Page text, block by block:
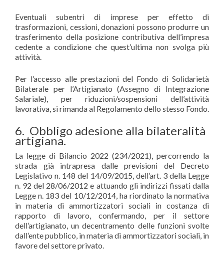
Eventuali subentri di imprese per effetto di
trasformazioni, cessioni, donazioni possono produrre un
trasferimento della posizione contributiva dell’impresa
cedente a condizione che quest’ultima non svolga più
attività.
Per l’accesso alle prestazioni del Fondo di Solidarietà
Bilaterale per l’Artigianato (Assegno di Integrazione
Salariale), per riduzioni/sospensioni dell’attività
lavorativa, si rimanda al Regolamento dello stesso Fondo.
6. Obbligo adesione alla bilateralità
artigiana.
La legge di Bilancio 2022 (234/2021), percorrendo la
strada già intrapresa dalle previsioni del Decreto
Legislativo n. 148 del 14/09/2015, dell’art. 3 della Legge
n. 92 del 28/06/2012 e attuando gli indirizzi fissati dalla
Legge n. 183 del 10/12/2014, ha riordinato la normativa
in materia di ammortizzatori sociali in costanza di
rapporto di lavoro, confermando, per il settore
dell’artigianato, un decentramento delle funzioni svolte
dall’ente pubblico, in materia di ammortizzatori sociali, in
favore del settore privato.